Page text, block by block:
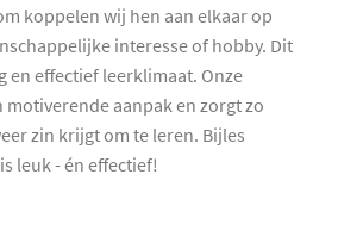
koppelen wij hen aan elkaar op
interesse of hobby. Dit
en effectief leerklimaat. Onze
motiverende aanpak en zorgt zo
zin krijgt om te leren. Bijles
leuk - én effectief!